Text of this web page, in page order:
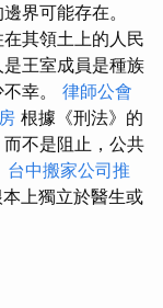
界可能存在。
其領土上的人民
王室成員是種族
幸。 律師公會
根據《刑法》的
不是阻止，公共
台中搬家公司推
上獨立於醫生或